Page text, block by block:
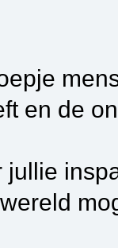
en de
jullie